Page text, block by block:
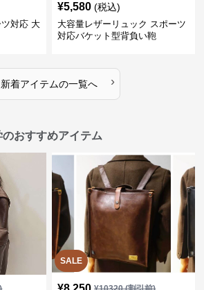
対応 大
¥5,580 (税込)
大容量レザーリュック スポーツ
対応バケット型背負い鞄
新着アイテムの一覧へ ›
おすすめアイテム
SALE